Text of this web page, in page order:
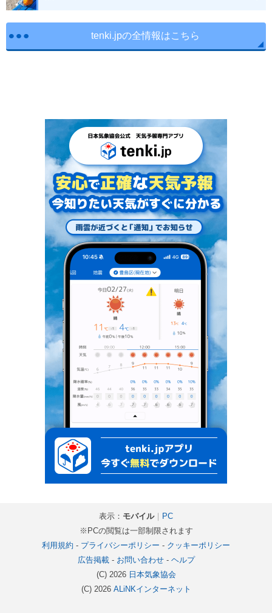
tenki.jpの全情報はこちら
表示： モバイル｜ PC
※PCの閲覧は一部制限されます
利用規約 - プライバシーポリシー - クッキーポリシー
広告掲載- お問い合わせ- ヘルプ
(C) 2026 日本気象協会
(C) 2026 ALiNKインターネット